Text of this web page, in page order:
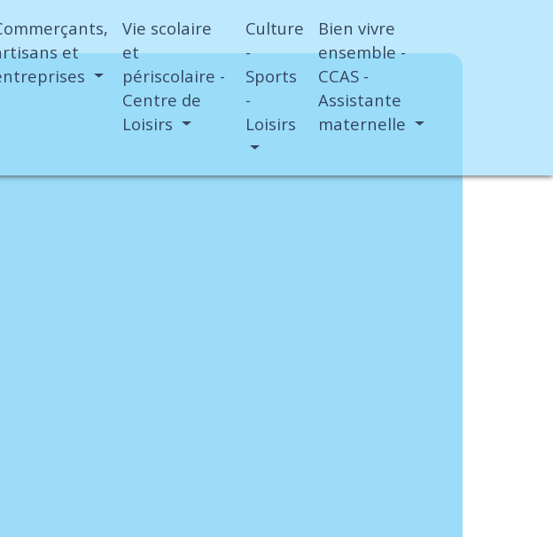
et
Vie scolaire
et
périscolaire -
Centre de
Loisirs
Culture
-
Sports
-
Loisirs
Bien vivre
ensemble -
CCAS -
Assistante
maternelle